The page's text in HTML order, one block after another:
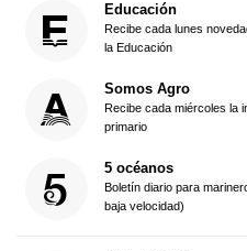
Educación
Recibe cada lunes
la Educación
Somos Agro
Recibe cada miércoles la
primario
5 océanos
Boletín diario para
baja velocidad)